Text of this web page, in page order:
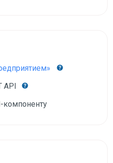
API
компоненту